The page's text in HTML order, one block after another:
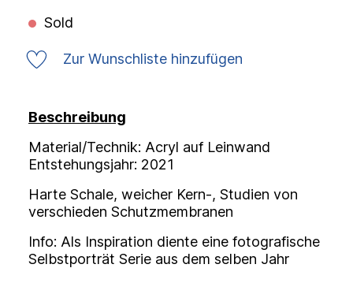
Sold
Zur Wunschliste hinzufügen
Beschreibung
Material/Technik: Acryl auf Leinwand
Entstehungsjahr: 2021
Harte Schale, weicher Kern-, Studien von
verschieden Schutzmembranen
Info: Als Inspiration diente eine fotografische
Selbstporträt Serie aus dem selben Jahr